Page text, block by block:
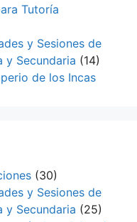
Tutoría
y Sesiones de
y Secundaria (14)
de los Incas
(30)
y Sesiones de
y Secundaria (25)